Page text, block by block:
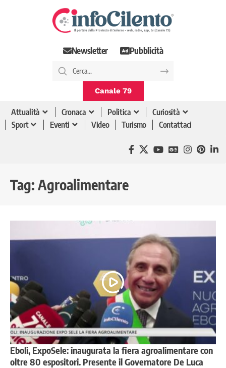
Newsletter Pubblicità
Canale 79
Attualità Cronaca Politica
Curiosità
Sport
Eventi Video Turismo Contattaci
Tag: Agroalimentare
Eboli, ExpoSele: inaugurata la fiera agroalimentare con
oltre 80 espositori. Presente il Governatore De Luca